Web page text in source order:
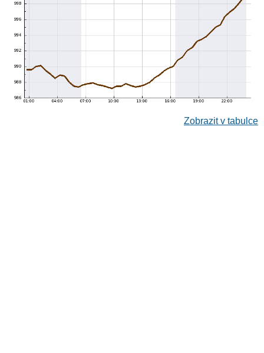
Zobrazit v tabulce